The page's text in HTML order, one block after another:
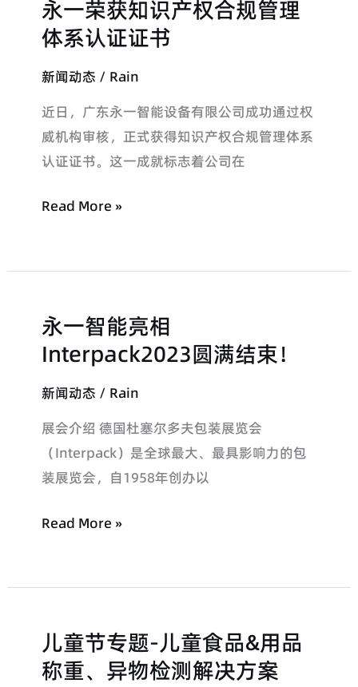
讨
粮
食
品
智
能
备
遇
签
约
地
永一荣获知识产权合规管理
体系认证证书
新闻动态 / Rain
近日，广东永一智能设备有限公司成功通过权
威机构审核，正式获得知识产权合规管理体系
认证证书。这一成就标志着公司在
永
一
获
知
识
产
合
系
认
证
书
Read More »
永一智能亮相
Interpack2023圆满结束！
新闻动态 / Rain
展会介绍 德国杜塞尔多夫包装展览会
（Interpack）是全球最大、最具影响力的包
装展览会，自1958年创办以
永
一
能
亮
相
Interpack2023
满
Read More »
儿童节专题-儿童食品&用品
称重、异物检测解决方案
儿
童